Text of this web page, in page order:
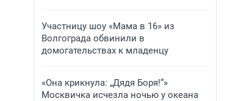
Участницу шоу «Мама в 16» из
Волгограда обвинили в
домогательствах к младенцу
«Она крикнула: „Дядя Боря!“»
Москвичка исчезла ночью у океана